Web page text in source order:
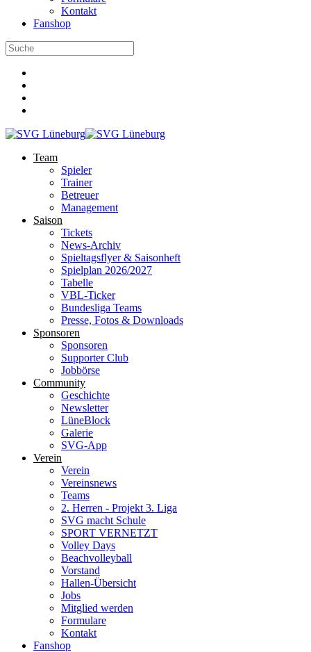
Kontakt
Fanshop
Team
Spieler
Trainer
Betreuer
Management
Saison
Tickets
News-Archiv
Spieltagsflyer & Saisonheft
Spielplan 2026/2027
Tabelle
VBL-Ticker
Bundesliga Teams
Presse, Fotos & Downloads
Sponsoren
Sponsoren
Supporter Club
Jobbörse
Community
Geschichte
Newsletter
LüneBlock
Galerie
SVG-App
Verein
Verein
Vereinsnews
Teams
2. Herren - Projekt 3. Liga
SVG macht Schule
SPORT VERNETZT
Volley Days
Beachvolleyball
Vorstand
Hallen-Übersicht
Jobs
Mitglied werden
Formulare
Kontakt
Fanshop